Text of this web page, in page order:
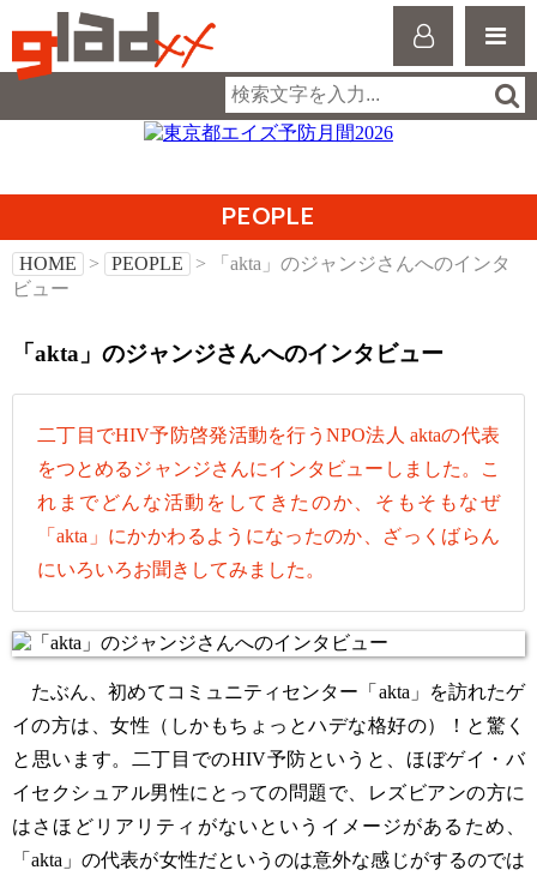
PEOPLE
HOME > PEOPLE
> 「akta」のジャンジさんへのインタ
ビュー
「akta」のジャンジさんへのインタビュー
二丁目でHIV予防啓発活動を行うNPO法人 aktaの代表
をつとめるジャンジさんにインタビューしました。こ
れまでどんな活動をしてきたのか、そもそもなぜ
「akta」にかかわるようになったのか、ざっくばらん
にいろいろお聞きしてみました。
たぶん、初めてコミュニティセンター「akta」を訪れたゲ
イの方は、女性（しかもちょっとハデな格好の）！と驚く
と思います。二丁目でのHIV予防というと、ほぼゲイ・バ
イセクシュアル男性にとっての問題で、レズビアンの方に
はさほどリアリティがないというイメージがあるため、
「akta」の代表が女性だというのは意外な感じがするのでは